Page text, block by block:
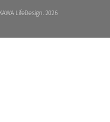
LifeDesign. 2026